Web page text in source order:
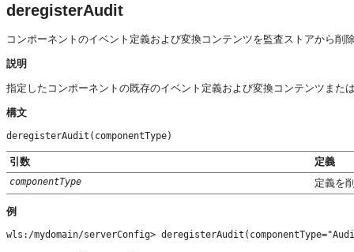
deregisterAudit
コンポーネントのイベント定義および変換コンテンツを監査ストアから削
説明
指定したコンポーネントの既存のイベント定義および変換コンテンツまた
構文
deregisterAudit(componentType)
引数 定義
componentType 定義を
例
wls:/mydomain/serverConfig>